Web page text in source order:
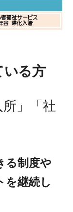
いる方
所 」「 社
る制度や
を継続し